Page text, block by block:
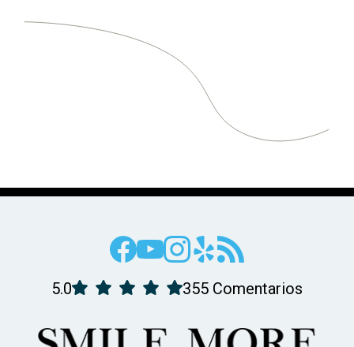
5.0 355 Comentarios